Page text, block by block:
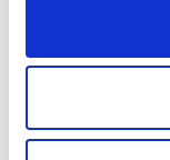
juridisk og
straffeloven. I
anvendelse af